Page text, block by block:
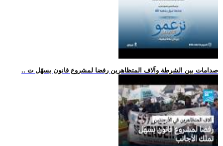
.. صدامات بين الشرطة وآلاف المتظاهرين رفضا لمشروع قانون يسهّل ت